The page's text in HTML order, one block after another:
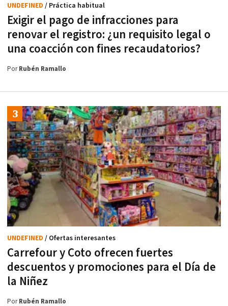
Exigir el pago de infracciones para
renovar el registro: ¿un requisito legal o
una coacción con fines recaudatorios?
UNDEFINED / Práctica habitual
PorRubén Ramallo
Carrefour y Coto ofrecen fuertes
descuentos y promociones para el Día de
la Niñez
UNDEFINED / Ofertas interesantes
PorRubén Ramallo